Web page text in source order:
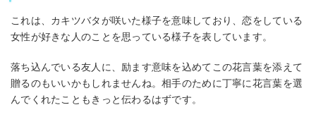
これは、カキツバタが咲いた様子を意味しており、恋をしている
女性が好きな人のことを思っている様子を表しています。
落ち込んでいる友人に、励ます意味を込めてこの花言葉を添えて
贈るのもいいかもしれませんね。相手のために丁寧に花言葉を選
んでくれたこともきっと伝わるはずです。